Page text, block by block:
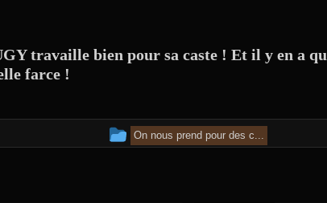
travaille bien pour sa caste ! Et il y en a
farce !
Cet article a été publié
On nous prend pour des c...